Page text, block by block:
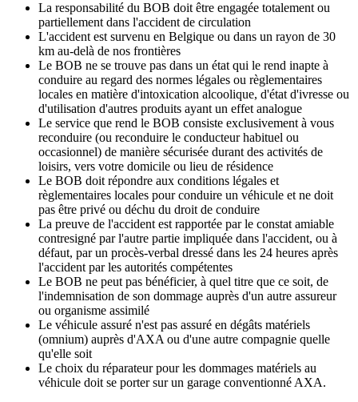
La responsabilité du BOB doit être engagée totalement ou
partiellement dans l'accident de circulation
L'accident est survenu en Belgique ou dans un rayon de 30
km au-delà de nos frontières
Le BOB ne se trouve pas dans un état qui le rend inapte à
conduire au regard des normes légales ou règlementaires
locales en matière d'intoxication alcoolique, d'état d'ivresse ou
d'utilisation d'autres produits ayant un effet analogue
Le service que rend le BOB consiste exclusivement à vous
reconduire (ou reconduire le conducteur habituel ou
occasionnel) de manière sécurisée durant des activités de
loisirs, vers votre domicile ou lieu de résidence
Le BOB doit répondre aux conditions légales et
règlementaires locales pour conduire un véhicule et ne doit
pas être privé ou déchu du droit de conduire
La preuve de l'accident est rapportée par le constat amiable
contresigné par l'autre partie impliquée dans l'accident, ou à
défaut, par un procès-verbal dressé dans les 24 heures après
l'accident par les autorités compétentes
Le BOB ne peut pas bénéficier, à quel titre que ce soit, de
l'indemnisation de son dommage auprès d'un autre assureur
ou organisme assimilé
Le véhicule assuré n'est pas assuré en dégâts matériels
(omnium) auprès d'AXA ou d'une autre compagnie quelle
qu'elle soit
Le choix du réparateur pour les dommages matériels au
véhicule doit se porter sur un garage conventionné AXA.